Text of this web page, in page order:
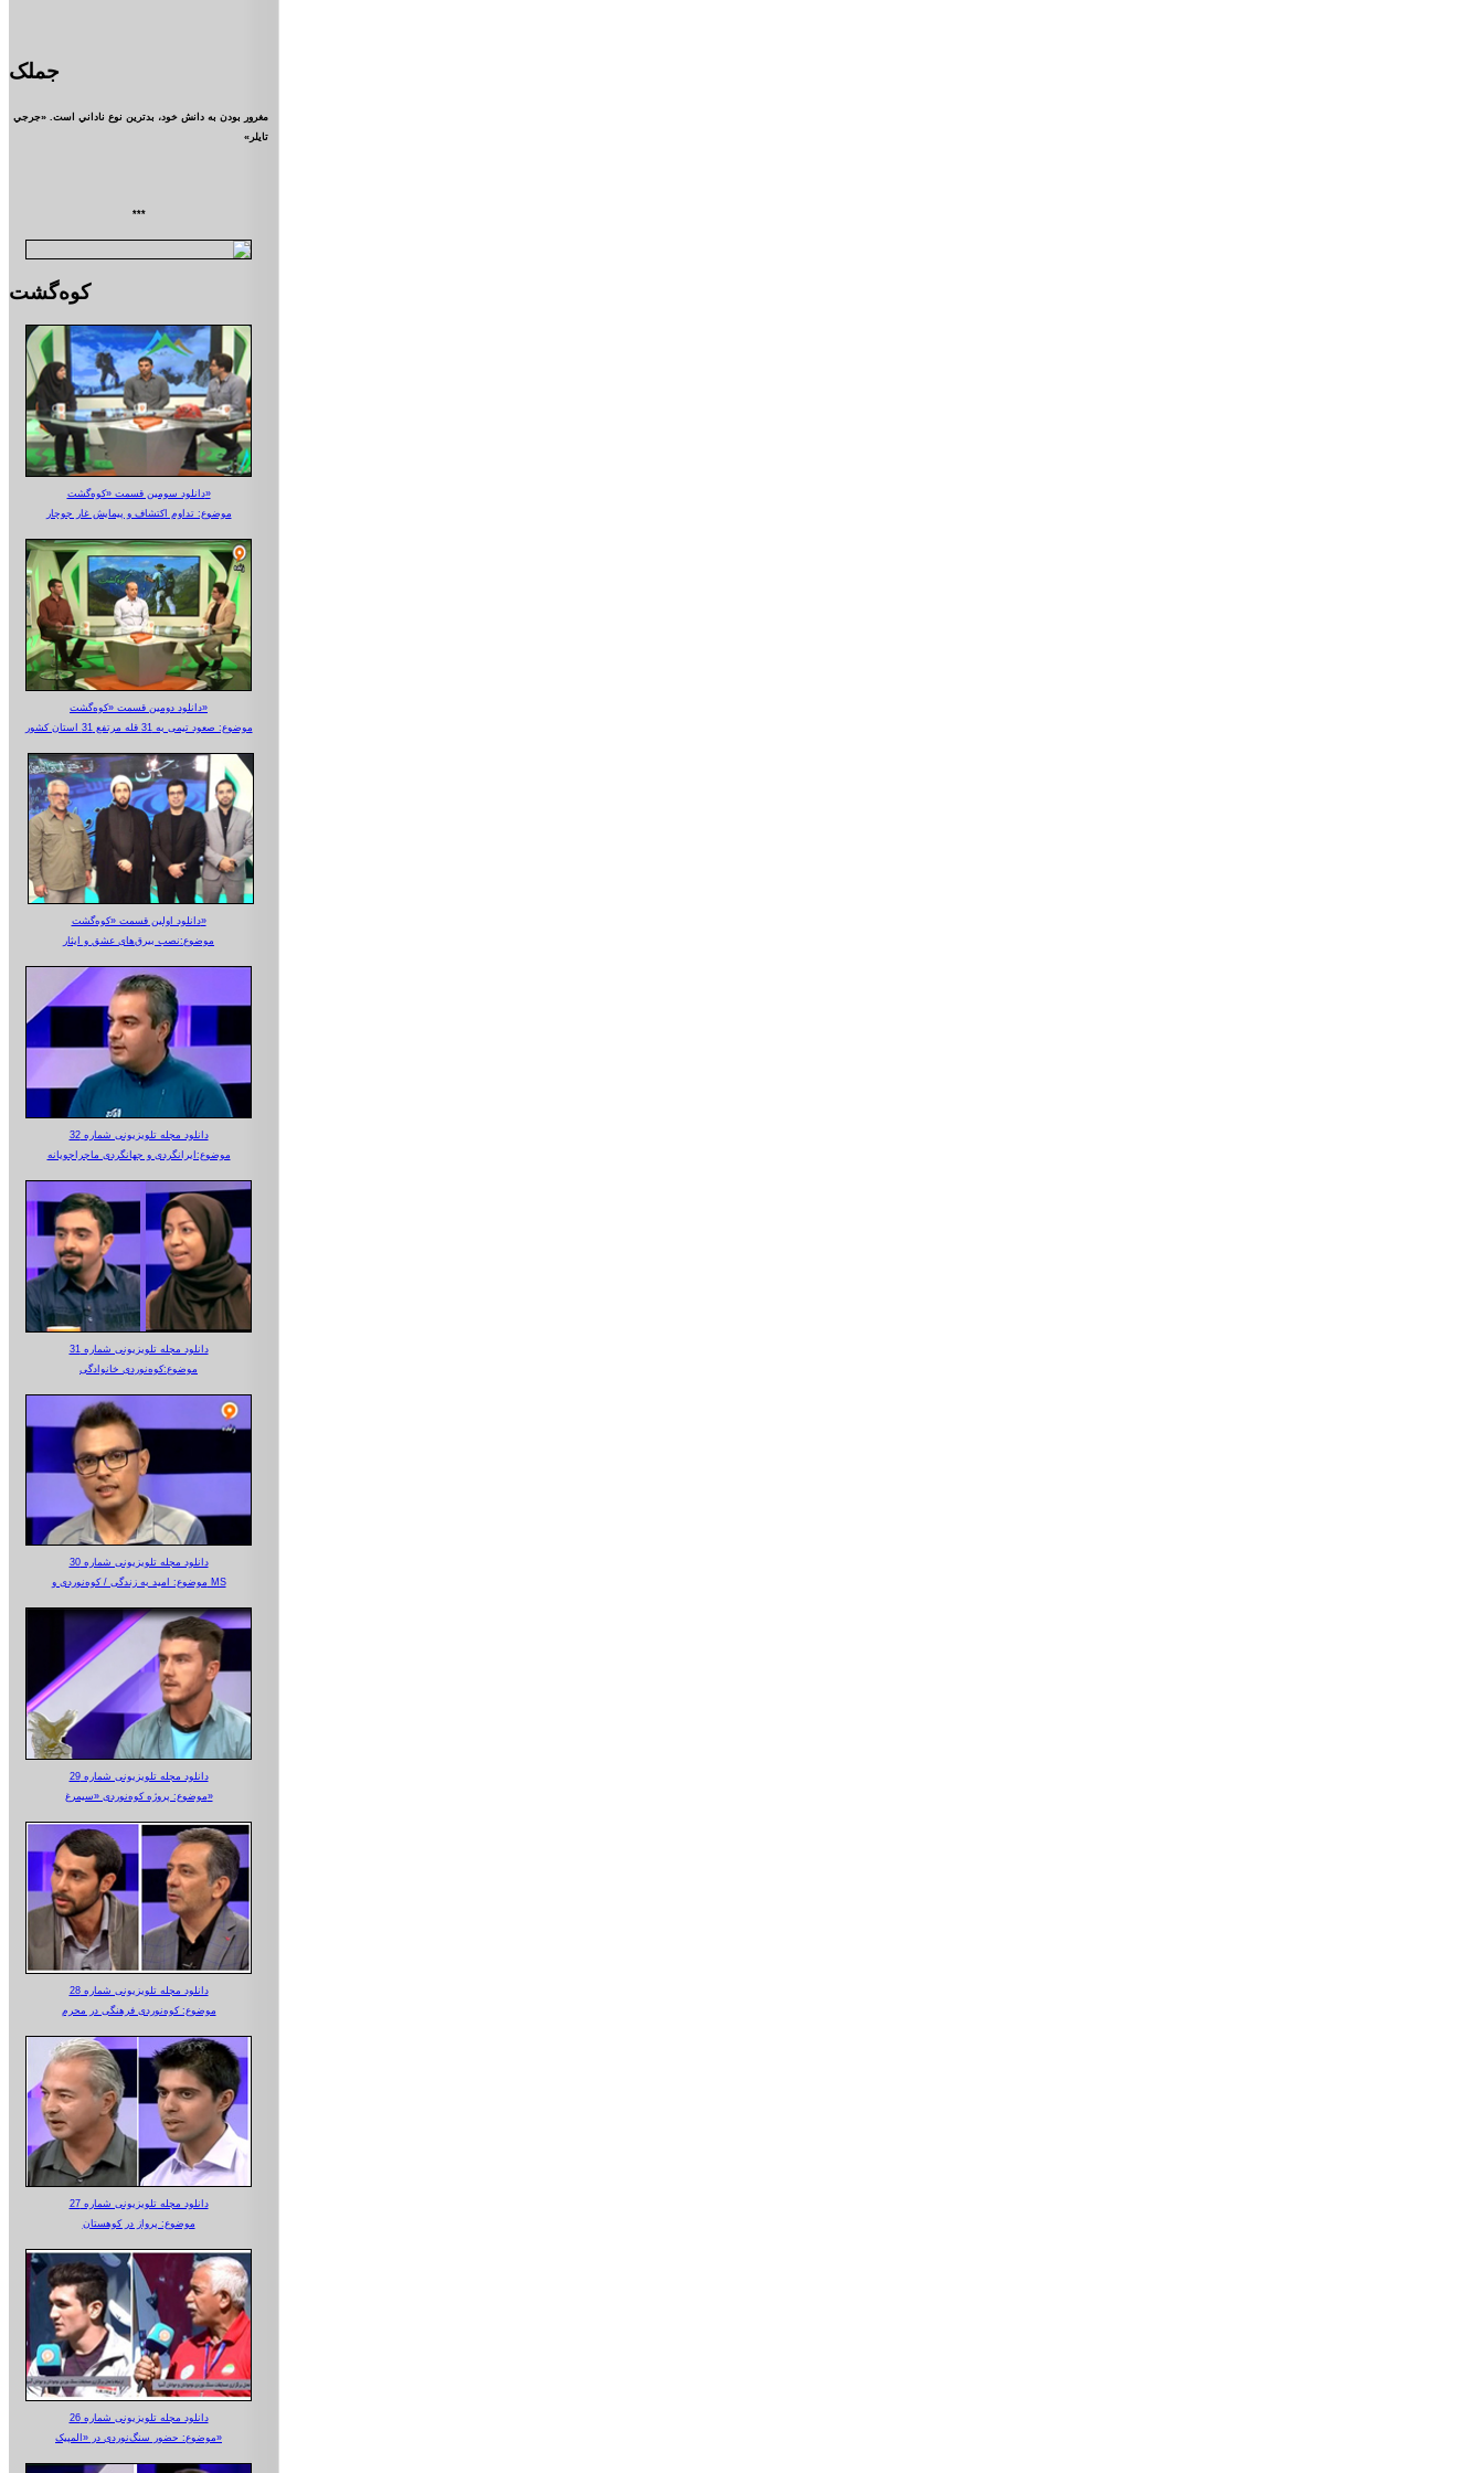
جملک
مغرور بودن به دانش خود، بدترين نوع ناداني است. «جرجي
تايلر»
***
کوه‌گشت
دانلود سومین قسمت «کوه‌گشت»
موضوع: تداوم اکتشاف و پیمایش غار جوجار
دانلود دومین قسمت «کوه‌گشت»
موضوع: صعود تیمی به 31 قله مرتفع 31 استان کشور
دانلود اولین قسمت «کوه‌گشت»
موضوع:نصب بیرق‌های عشق و ایثار
دانلود مجله تلویزیونی شماره 32
موضوع:ایرانگردی و جهانگردی ماجراجویانه
دانلود مجله تلویزیونی شماره 31
موضوع:کوه‌نوردی خانوادگی
دانلود مجله تلویزیونی شماره 30
موضوع: امید به زندگی / کوه‌نوردی و MS
دانلود مجله تلویزیونی شماره 29
موضوع: پروژه کوه‌نوردی «سیمرغ»
دانلود مجله تلویزیونی شماره 28
موضوع: کوه‌نوردی فرهنگی در محرم
دانلود مجله تلویزیونی شماره 27
موضوع: پرواز در کوهستان
دانلود مجله تلویزیونی شماره 26
موضوع: حضور سنگ‌نوردی در «المپیک»